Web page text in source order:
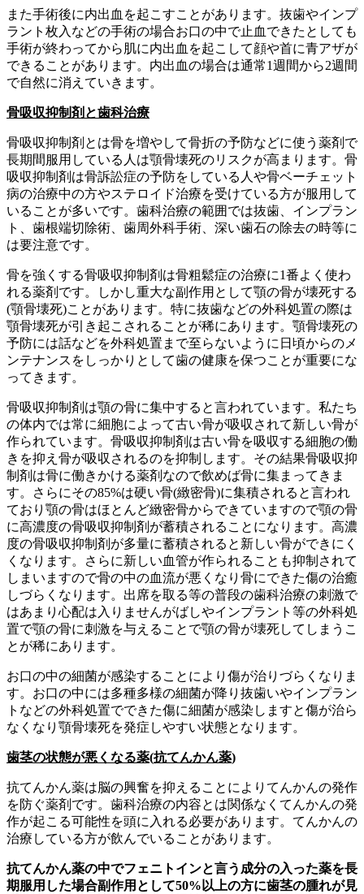
また手術後に内出血を起こすことがあります。抜歯やインプ
ラント枚入などの手術の場合お口の中で止血できたとしても
手術が終わってから肌に内出血を起こして顔や首に青アザが
できることがあります。内出血の場合は通常1週間から2週間
で自然に消えていきます。
骨吸収抑制剤と歯科治療
骨吸収抑制剤とは骨を増やして骨折の予防などに使う薬剤で
長期間服用している人は顎骨壊死のリスクが高まります。骨
吸収抑制剤は骨訴訟症の予防をしている人や骨ベーチェット
病の治療中の方やステロイド治療を受けている方が服用して
いることが多いです。歯科治療の範囲では抜歯、インプラン
ト、歯根端切除術、歯周外科手術、深い歯石の除去の時等に
は要注意です。
骨を強くする骨吸収抑制剤は骨粗鬆症の治療に1番よく使わ
れる薬剤です。しかし重大な副作用として顎の骨が壊死する
(顎骨壊死)ことがあります。特に抜歯などの外科処置の際は
顎骨壊死が引き起こされることが稀にあります。顎骨壊死の
予防には話などを外科処置まで至らないように日頃からのメ
ンテナンスをしっかりとして歯の健康を保つことが重要にな
ってきます。
骨吸収抑制剤は顎の骨に集中すると言われています。私たち
の体内では常に細胞によって古い骨が吸収されて新しい骨が
作られています。骨吸収抑制剤は古い骨を吸収する細胞の働
きを抑え骨が吸収されるのを抑制します。その結果骨吸収抑
制剤は骨に働きかける薬剤なので飲めば骨に集まってきま
す。さらにその85%は硬い骨(緻密骨)に集積されると言われ
ており顎の骨はほとんど緻密骨からできていますので顎の骨
に高濃度の骨吸収抑制剤が蓄積されることになります。高濃
度の骨吸収抑制剤が多量に蓄積されると新しい骨ができにく
くなります。さらに新しい血管が作られることも抑制されて
しまいますので骨の中の血流が悪くなり骨にできた傷の治癒
しづらくなります。出席を取る等の普段の歯科治療の刺激で
はあまり心配は入りませんがばしやインプラント等の外科処
置で顎の骨に刺激を与えることで顎の骨が壊死してしまうこ
とが稀にあります。
お口の中の細菌が感染することにより傷が治りづらくなりま
す。お口の中には多種多様の細菌が降り抜歯いやインプラン
トなどの外科処置でできた傷に細菌が感染しますと傷が治ら
なくなり顎骨壊死を発症しやすい状態となります。
歯茎の状態が悪くなる薬(抗てんかん薬)
抗てんかん薬は脳の興奮を抑えることによりてんかんの発作
を防ぐ薬剤です。歯科治療の内容とは関係なくてんかんの発
作が起こる可能性を頭に入れる必要があります。てんかんの
治療している方が飲んでいることがあります。
抗てんかん薬の中でフェニトインと言う成分の入った薬を長
期服用した場合副作用として50%以上の方に歯茎の腫れが見